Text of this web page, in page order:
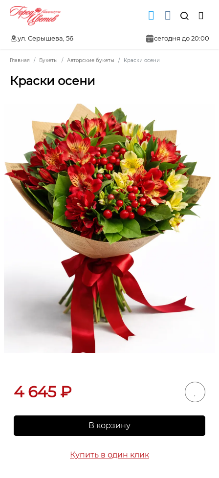
ул. Серышева, 56 сегодня до 20:00
Главная Букеты Авторские букеты Краски осени
Краски осени
4 645₽
В корзину
Купить в один клик